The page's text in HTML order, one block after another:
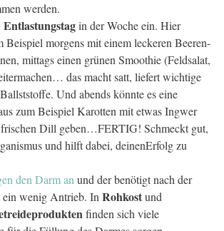
werden.
Entlastungstagin der Woche ein. Hier
Beispiel morgens mit einem leckeren Beeren-
mittags einen grünen Smoothie (Feldsalat,
das macht satt, liefert wichtige
Und abends könnte es eine
zum Beispiel Karotten mit etwas Ingwer
frischen Dill geben…FERTIG! Schmeckt gut,
und hilft dabei, deinenErfolg zu
den Darm an und der benötigt nach der
ein wenig Antrieb. In Rohkostund
finden sich viele